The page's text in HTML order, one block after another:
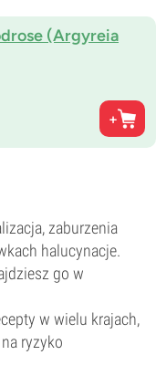
(Argyreia
zaburzenia
halucynacje.
go w
w wielu krajach,
ryzyko